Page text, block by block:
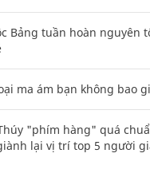
Bảng tuần hoàn nguyên
ma ám bạn không bao
"phím hàng" quá
lại vị trí top 5 người